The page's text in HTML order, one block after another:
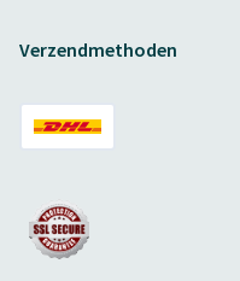
Verzendmethoden